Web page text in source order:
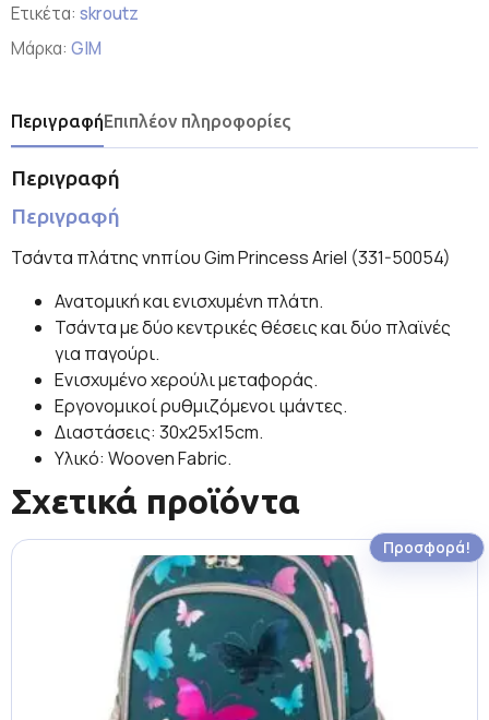
Ετικέτα: skroutz
Μάρκα: GIM
ΠεριγραφήΕπιπλέον πληροφορίες
Περιγραφή
Περιγραφή
Τσάντα πλάτης νηπίου Gim Princess Ariel (331-50054)
Ανατομική και ενισχυμένη πλάτη.
Τσάντα με δύο κεντρικές θέσεις και δύο πλαϊνές
για παγούρι.
Ενισχυμένο χερούλι μεταφοράς.
Εργονομικοί ρυθμιζόμενοι ιμάντες.
Διαστάσεις: 30x25x15cm.
Υλικό: Wooven Fabric.
Σχετικά προϊόντα
Προσφορά!